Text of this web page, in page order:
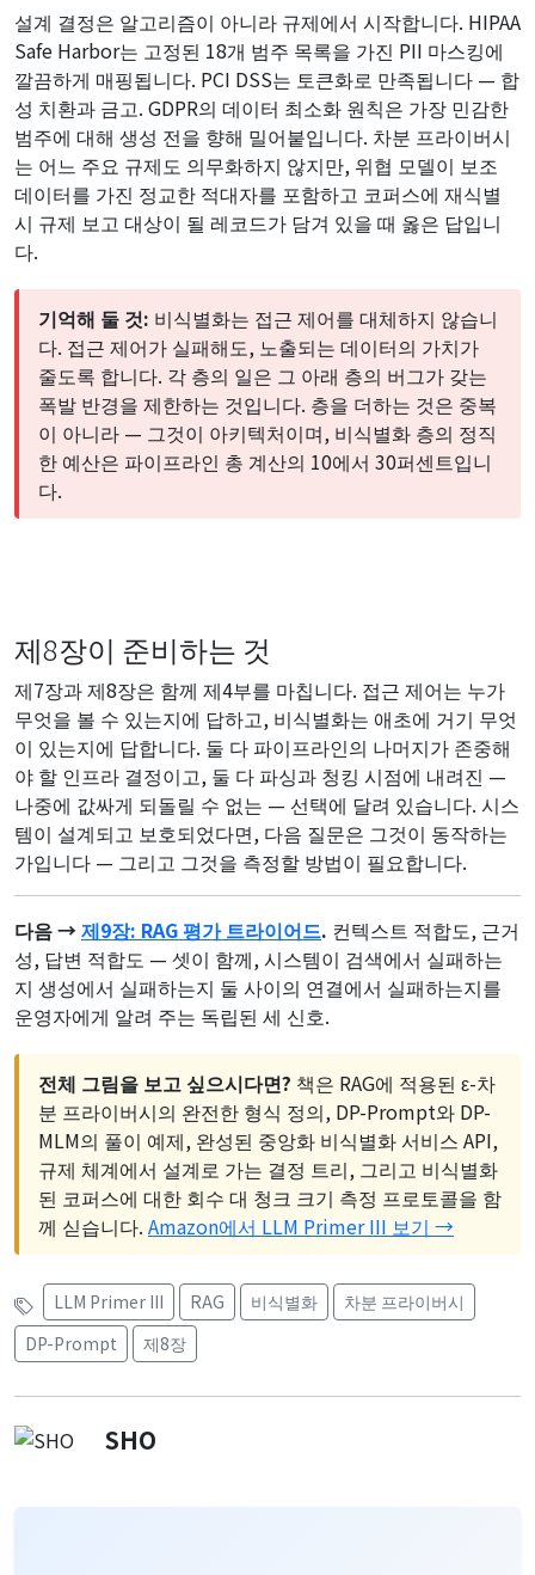
설계 결정은 알고리즘이 아니라 규제에서 시작합니다. HIPAA
Safe Harbor는 고정된 18개 범주 목록을 가진 PII 마스킹에
깔끔하게 매핑됩니다. PCI DSS는 토큰화로 만족됩니다 — 합
성 치환과 금고. GDPR의 데이터 최소화 원칙은 가장 민감한
범주에 대해 생성 전을 향해 밀어붙입니다. 차분 프라이버시
는 어느 주요 규제도 의무화하지 않지만, 위협 모델이 보조
데이터를 가진 정교한 적대자를 포함하고 코퍼스에 재식별
시 규제 보고 대상이 될 레코드가 담겨 있을 때 옳은 답입니
다.
기억해 둘 것: 비식별화는 접근 제어를 대체하지 않습니
다. 접근 제어가 실패해도, 노출되는 데이터의 가치가
줄도록 합니다. 각 층의 일은 그 아래 층의 버그가 갖는
폭발 반경을 제한하는 것입니다. 층을 더하는 것은 중복
이 아니라 — 그것이 아키텍처이며, 비식별화 층의 정직
한 예산은 파이프라인 총 계산의 10에서 30퍼센트입니
다.
제8장이 준비하는 것
제7장과 제8장은 함께 제4부를 마칩니다. 접근 제어는 누가
무엇을 볼 수 있는지에 답하고, 비식별화는 애초에 거기 무엇
이 있는지에 답합니다. 둘 다 파이프라인의 나머지가 존중해
야 할 인프라 결정이고, 둘 다 파싱과 청킹 시점에 내려진 —
나중에 값싸게 되돌릴 수 없는 — 선택에 달려 있습니다. 시스
템이 설계되고 보호되었다면, 다음 질문은 그것이 동작하는
가입니다 — 그리고 그것을 측정할 방법이 필요합니다.
다음 →제9장: RAG 평가 트라이어드. 컨텍스트 적합도, 근거
성, 답변 적합도 — 셋이 함께, 시스템이 검색에서 실패하는
지 생성에서 실패하는지 둘 사이의 연결에서 실패하는지를
운영자에게 알려 주는 독립된 세 신호.
전체 그림을 보고 싶으시다면? 책은 RAG에 적용된 ε-차
분 프라이버시의 완전한 형식 정의, DP-Prompt와 DP-
MLM의 풀이 예제, 완성된 중앙화 비식별화 서비스 API,
규제 체계에서 설계로 가는 결정 트리, 그리고 비식별화
된 코퍼스에 대한 회수 대 청크 크기 측정 프로토콜을 함
께 싣습니다. Amazon에서 LLM Primer III 보기 →
LLM Primer III RAG 비식별화
차분 프라이버시
DP-Prompt
제8장
SHO